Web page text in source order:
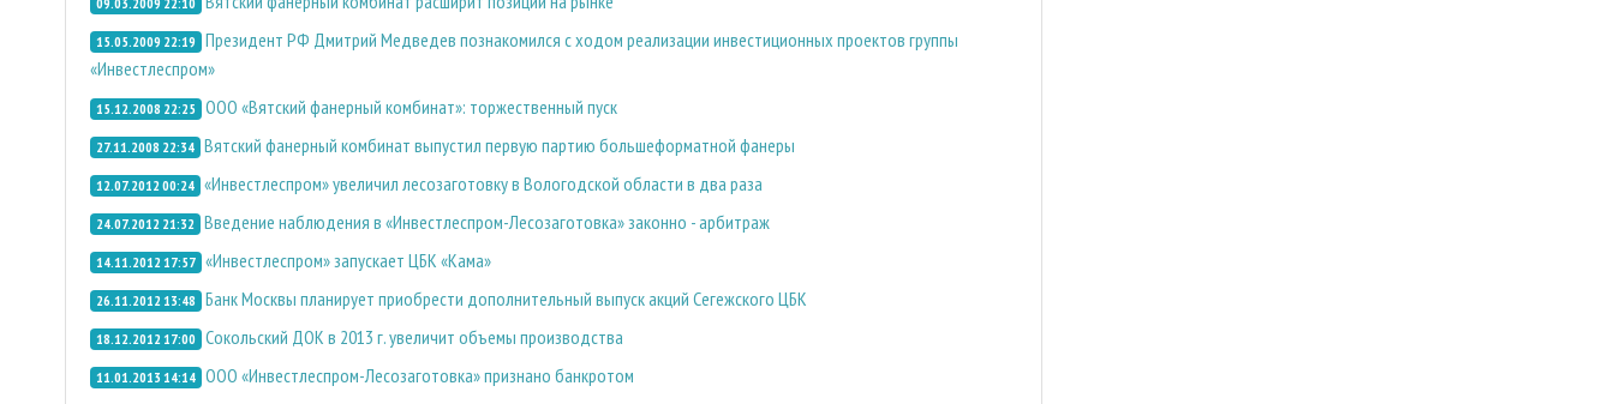
15.05.2009 22:19 Президент РФ Дмитрий Медведев познакомился с ходом реализации инвестиционных проектов группы
«Инвестлеспром»
15.12.2008 22:25 ООО «Вятский фанерный комбинат»: торжественный пуск
27.11.2008 22:34 Вятский фанерный комбинат выпустил первую партию большеформатной фанеры
12.07.2012 00:24 «Инвестлеспром» увеличил лесозаготовку в Вологодской области в два раза
24.07.2012 21:32 Введение наблюдения в «Инвестлеспром-Лесозаготовка» законно - арбитраж
14.11.2012 17:57 «Инвестлеспром» запускает ЦБК «Кама»
26.11.2012 13:48 Банк Москвы планирует приобрести дополнительный выпуск акций Сегежского ЦБК
18.12.2012 17:00 Сокольский ДОК в 2013 г. увеличит объемы производства
11.01.2013 14:14 ООО «Инвестлеспром-Лесозаготовка» признано банкротом